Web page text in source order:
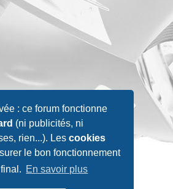
: ce forum fonctionne
(ni publicités, ni
rien...). Lescookies
le bon fonctionnement
En savoir plus